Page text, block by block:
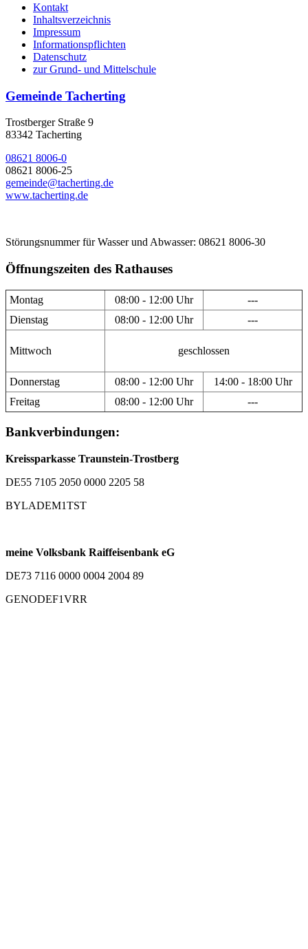
Kontakt
Inhaltsverzeichnis
Impressum
Informationspflichten
Datenschutz
zur Grund- und Mittelschule
Gemeinde Tacherting
Trostberger Straße 9
83342 Tacherting
08621 8006-0
08621 8006-25
gemeinde@tacherting.de
www.tacherting.de
Störungsnummer für Wasser und Abwasser: 08621 8006-30
Öffnungszeiten des Rathauses
Montag 08:00 - 12:00 Uhr
---
Dienstag
08:00 - 12:00 Uhr ---
Mittwoch geschlossen
Donnerstag 08:00 - 12:00 Uhr
14:00 - 18:00 Uhr
Freitag
08:00 - 12:00 Uhr ---
Bankverbindungen:
Kreissparkasse Traunstein-Trostberg
DE55 7105 2050 0000 2205 58
BYLADEM1TST
meine Volksbank Raiffeisenbank eG
DE73 7116 0000 0004 2004 89
GENODEF1VRR